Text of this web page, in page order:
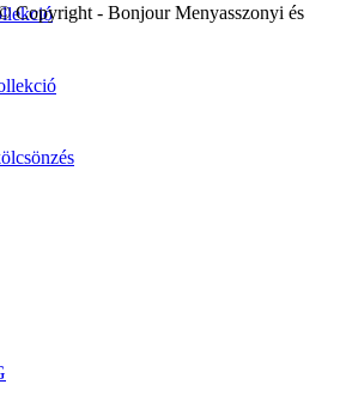
Copyright - Bonjour Menyasszonyi és